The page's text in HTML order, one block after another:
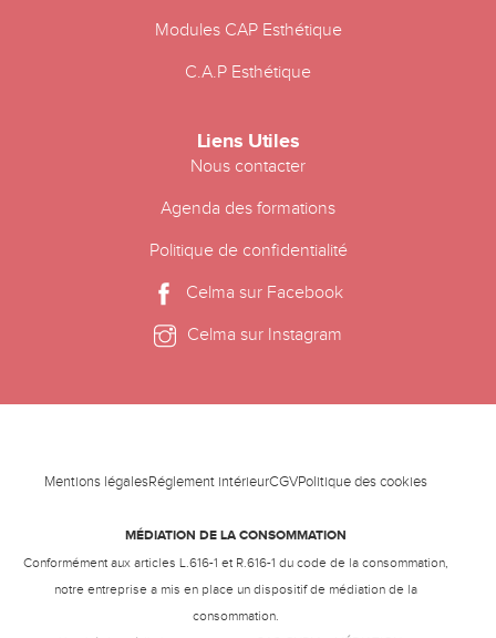
Modules CAP Esthétique
C.A.P Esthétique
Liens Utiles
Nous contacter
Agenda des formations
Politique de confidentialité
Celma sur Facebook
Celma sur Instagram
Mentions légalesRéglement intérieurCGVPolitique des cookies
MÉDIATION DE LA CONSOMMATION
Conformément aux articles L.616-1 et R.616-1 du code de la consommation,
notre entreprise a mis en place un dispositif de médiation de la
consommation.